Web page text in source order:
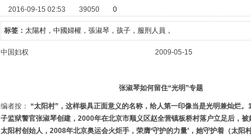
2016-09-15 02:53 39050 0
标签： 太陽村，中國婦權，張淑琴，孩子，服刑人員，
中国妇权 2009-05-15
张淑琴如何留住“光明”专题
编者按：
“太阳村”，这样极具正面意义的名称，给人第一印像当是光明兼灿烂
子监狱警官张淑琴创建，2000年在北京市顺义区赵全营镇板桥村落户立足后，被
太阳村创始人，2008年北京奥运会火炬手，荣膺‘守护的力量’，她守护着（太阳